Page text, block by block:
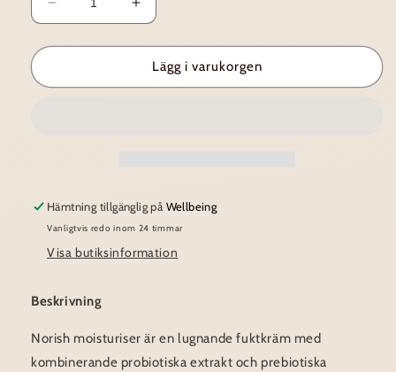
Minska
kvantitet
för
Norish
Öka
kvantitet
för
Esse
Norish
Lägg i varukorgen
Hämtning tillgänglig på Wellbeing
Vanligtvis redo inom 24 timmar
Visa butiksinformation
Beskrivning
Norish moisturiser är en lugnande fuktkräm med
kombinerande probiotiska extrakt och prebiotiska